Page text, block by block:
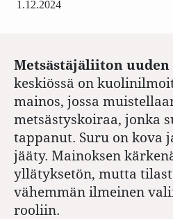
1.12.2024
Metsästäjäliiton uuden
keskiössä on
mainos, jossa
metsästyskoiraa, jonka
tappanut. Suru on kova
jääty. Mainoksen
yllätyksetön, mutta
vähemmän ilmeinen
rooliin.